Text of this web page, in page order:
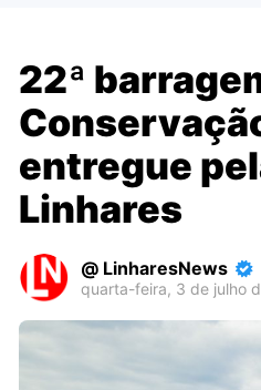
22ª
entregue
Linhares
LinharesNews
quarta-feira, 3 de julho
Premium